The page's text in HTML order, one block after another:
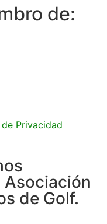
de:
Asociación
de Golf.
Privacidad